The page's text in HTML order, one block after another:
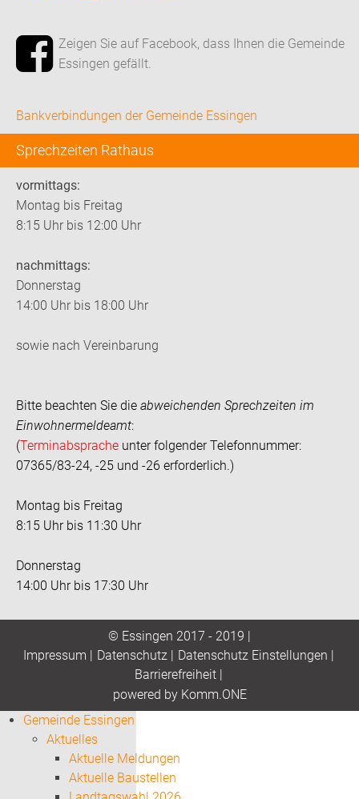
Zeigen Sie auf Facebook, dass Ihnen die Gemeinde
Essingen gefällt.
Bankverbindungen der Gemeinde Essingen
Sprechzeiten Rathaus
vormittags:
Montag bis Freitag
8:15 Uhr bis 12:00 Uhr
nachmittags:
Donnerstag
14:00 Uhr bis 18:00 Uhr
sowie nach Vereinbarung
Bitte beachten Sie die abweichenden Sprechzeiten im
Einwohnermeldeamt:
(Terminabsprache unter folgender Telefonnummer:
07365/83-24, -25 und -26 erforderlich.)
Montag bis Freitag
8:15 Uhr bis 11:30 Uhr
Donnerstag
14:00 Uhr bis 17:30 Uhr
© Essingen 2017 - 2019 |
Impressum | Datenschutz| Datenschutz Einstellungen |
Barrierefreiheit|
powered by Komm.ONE
Gemeinde Essingen
Aktuelles
Aktuelle Meldungen
Aktuelle Baustellen